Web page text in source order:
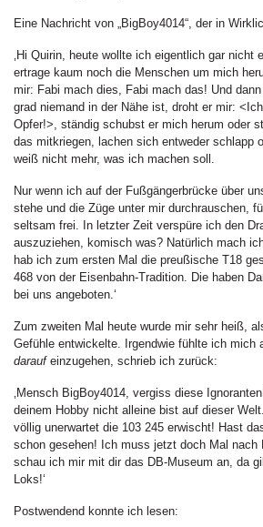
Eine Nachricht von „BigBoy4014“, der in
‚Hi Quirin, heute wollte ich eigentlich gar nicht
ertrage kaum noch die Menschen um mich
mir: Fabi mach dies, Fabi mach das! Und
grad niemand in der Nähe ist, droht er mir:
Opfer!>, ständig schubst er mich herum oder
das mitkriegen, lachen sich entweder schlapp
weiß nicht mehr, was ich machen soll.
Nur wenn ich auf der Fußgängerbrücke über
stehe und die Züge unter mir durchrauschen,
seltsam frei. In letzter Zeit verspüre ich den
auszuziehen, komisch was? Natürlich mach
hab ich zum ersten Mal die preußische T18
468 von der Eisenbahn-Tradition. Die haben
bei uns angeboten.‘
Zum zweiten Mal heute wurde mir sehr heiß,
Gefühle entwickelte. Irgendwie fühlte ich mich
daraufeinzugehen, schrieb ich zurück:
‚Mensch BigBoy4014, vergiss diese
deinem Hobby nicht alleine bist auf dieser
völlig unerwartet die 103 245 erwischt! Hast
schon gesehen! Ich muss jetzt doch Mal nach
schau ich mir mit dir das DB-Museum an, da
Loks!‘
Postwendend konnte ich lesen: